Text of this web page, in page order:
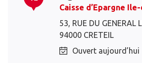
Caisse d’Epargne
53, RUE DU GENERAL
94000 CRETEIL
Ouvert aujourd’hui